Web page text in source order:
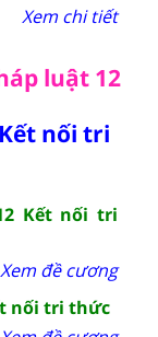
Xem chi tiết
luật 12
nối tri
Kết nối tri
Xem đề cương
nối tri thức